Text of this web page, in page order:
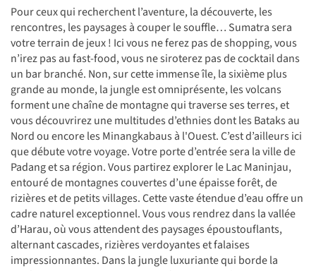
Pour ceux qui recherchent l’aventure, la découverte, les
rencontres, les paysages à couper le souffle… Sumatra sera
votre terrain de jeux ! Ici vous ne ferez pas de shopping, vous
n’irez pas au fast-food, vous ne siroterez pas de cocktail dans
un bar branché. Non, sur cette immense île, la sixième plus
grande au monde, la jungle est omniprésente, les volcans
forment une chaîne de montagne qui traverse ses terres, et
vous découvrirez une multitudes d’ethnies dont les Bataks au
Nord ou encore les Minangkabaus à l'Ouest. C’est d’ailleurs ici
que débute votre voyage. Votre porte d’entrée sera la ville de
Padang et sa région. Vous partirez explorer le Lac Maninjau,
entouré de montagnes couvertes d’une épaisse forêt, de
rizières et de petits villages. Cette vaste étendue d’eau offre un
cadre naturel exceptionnel. Vous vous rendrez dans la vallée
d’Harau, où vous attendent des paysages époustouflants,
alternant cascades, rizières verdoyantes et falaises
impressionnantes. Dans la jungle luxuriante qui borde la